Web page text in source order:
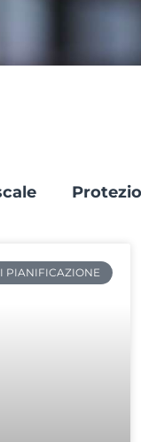
PIANIFICAZIONE